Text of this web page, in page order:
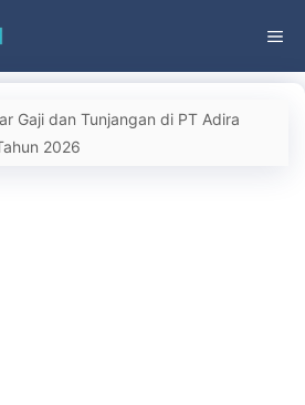
Gaji dan Tunjangan di PT Adira
2026